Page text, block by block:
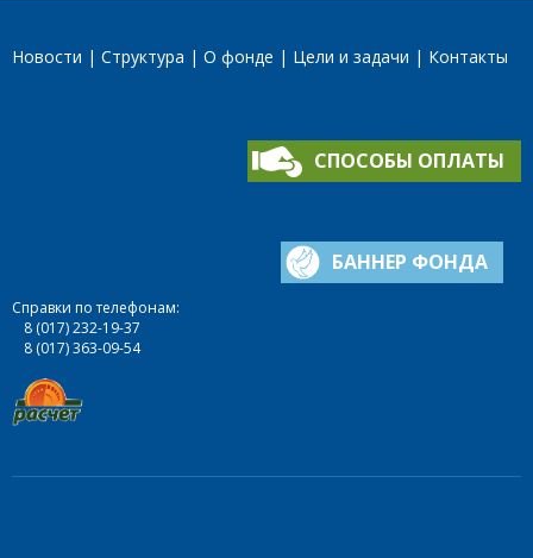
Новости Структура О фонде Цели и задачи Контакты
СПОСОБЫ ОПЛАТЫ
БАННЕР ФОНДА
Справки по телефонам:
8 (017) 232-19-37
8 (017) 363-09-54